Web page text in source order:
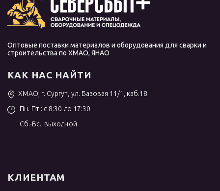
Оптовые поставки материалов и оборудования для сварки и
строительства по ХМАО, ЯНАО
КАК НАС НАЙТИ
ХМАО, г. Сургут, ул. Базовая 11/1, каб.18
Пн.-Пт.: с 8:30 до 17:30
Сб.-Вс.: выходной
КЛИЕНТАМ